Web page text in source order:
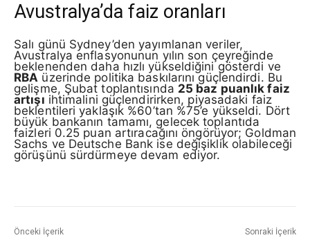
Avustralya’da faiz oranları
Salı günü Sydney’den yayımlanan veriler,
Avustralya enflasyonunun yılın son çeyreğinde
beklenenden daha hızlı yükseldiğini gösterdi ve
RBA üzerinde politika baskılarını güçlendirdi. Bu
gelişme, Şubat toplantısında 25 baz puanlık faiz
artışı ihtimalini güçlendirirken, piyasadaki faiz
beklentileri yaklaşık %60’tan %75’e yükseldi. Dört
büyük bankanın tamamı, gelecek toplantıda
faizleri 0.25 puan artıracağını öngörüyor; Goldman
Sachs ve Deutsche Bank ise değişiklik olabileceği
görüşünü sürdürmeye devam ediyor.
Önceki İçerik Sonraki İçerik